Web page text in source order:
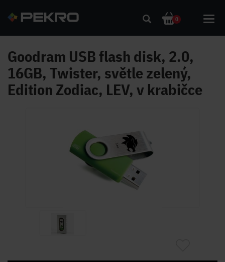
0
Goodram USB flash disk, 2.0,
16GB, Twister, světle zelený,
Edition Zodiac, LEV, v krabičce